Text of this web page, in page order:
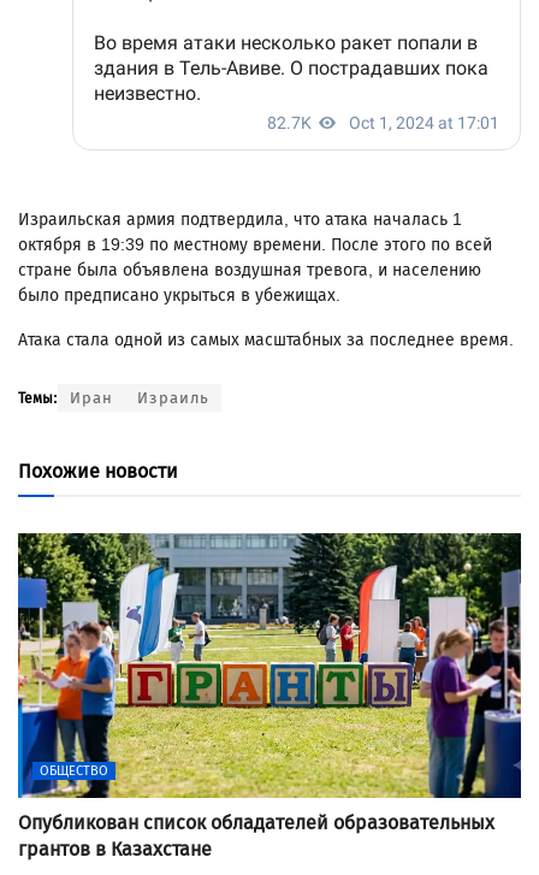
Израильская армия подтвердила, что атака началась 1
октября в 19:39 по местному времени. После этого по всей
стране была объявлена воздушная тревога, и населению
было предписано укрыться в убежищах.
Атака стала одной из самых масштабных за последнее время.
Темы: Иран Израиль
Похожие новости
ОБЩЕСТВО
Опубликован список обладателей образовательных
грантов в Казахстане